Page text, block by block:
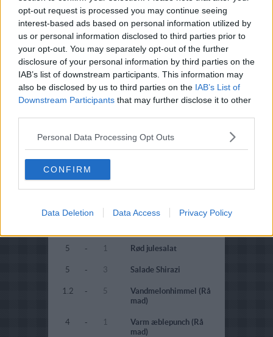
opt-out request is processed you may continue seeing
interest-based ads based on personal information utilized by
us or personal information disclosed to third parties prior to
your opt-out. You may separately opt-out of the further
disclosure of your personal information by third parties on the
IAB’s list of downstream participants. This information may
also be disclosed by us to third parties on the IAB’s List of
Downstream Participants that may further disclose it to other
Personal Data Processing Opt Outs
CONFIRM
Data Deletion Data Access Privacy Policy
Salat med spirer, avocado
og bacon
1
Salatcocktail med røget
culotte
5 - 1 Spirekarbonader
5 - 1 Spireråkost
tomat og agurk
5 -
5 - 1 Rød julesalat
5 - 3 Salade Shirazi
1.2 - 5
Vandmelonhimmel (Rå
mad)
4 - 1
Varm æblepunch (Rå
mad)